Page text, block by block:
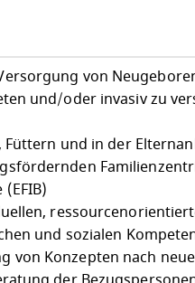
von
und/oder invasiv zu
und in der
und sozialen
von Konzepten nach